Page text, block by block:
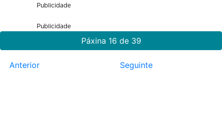
Publicidade
Publicidade
Páxina 16 de 39
Anterior Seguinte